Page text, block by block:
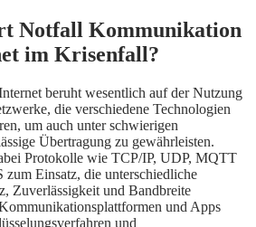
Notfall Kommunikation
im Krisenfall?
beruht wesentlich auf der Nutzung
die verschiedene Technologien
um auch unter schwierigen
Übertragung zu gewährleisten.
Protokolle wie TCP/IP, UDP, MQTT
Einsatz, die unterschiedliche
Zuverlässigkeit und Bandbreite
und Apps
und